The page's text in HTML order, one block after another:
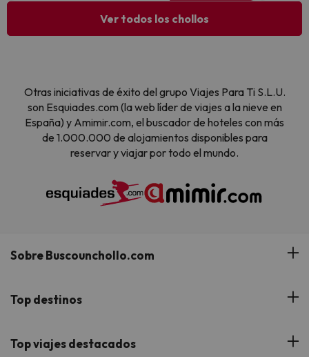
Ver todos los chollos
Otras iniciativas de éxito del grupo Viajes Para Ti S.L.U.
son Esquiades.com (la web líder de viajes a la nieve en
España) y Amimir.com, el buscador de hoteles con más
de 1.000.000 de alojamientos disponibles para
reservar y viajar por todo el mundo.
Sobre Buscounchollo.com
¿Quiénes somos?
Buscounchollo en los medios
Top destinos
Hoteles Andalucía
Top viajes destacados